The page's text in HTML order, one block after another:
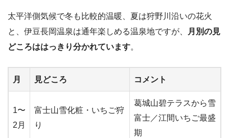
太平洋側気候で冬も比較的温暖、夏は狩野川沿いの花火
と、伊豆長岡温泉は通年楽しめる温泉地ですが、
月別の見
どころははっきり分かれています。
月 見どころ コメント
1〜
2月
富士山雪化粧・いちご狩
り
葛城山碧テラスから雪
富士／江間いちご最盛
期